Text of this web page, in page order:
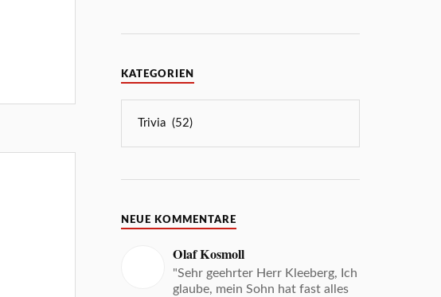
KATEGORIEN
NEUE KOMMENTARE
Olaf Kosmoll
"Sehr geehrter Herr Kleeberg, Ich
glaube, mein Sohn hat fast alles